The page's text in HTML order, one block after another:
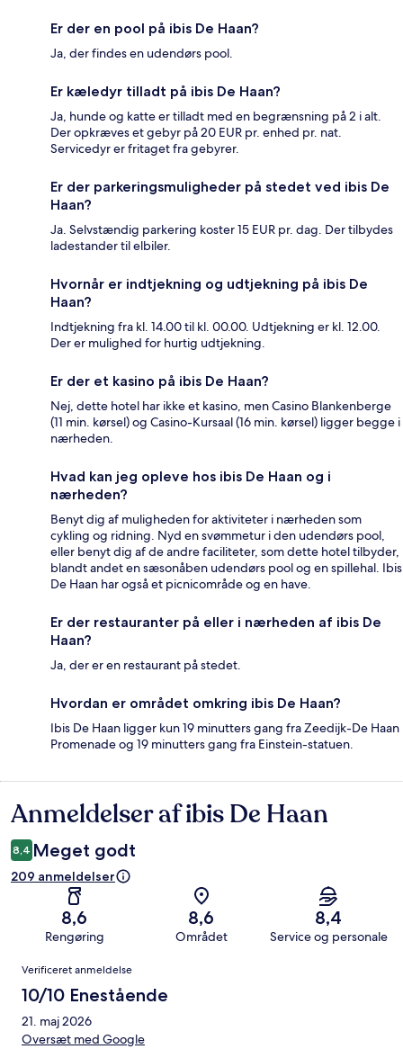
Er der en pool på ibis De Haan?
Ja, der findes en udendørs pool.
Er kæledyr tilladt på ibis De Haan?
Ja, hunde og katte er tilladt med en begrænsning på 2 i alt.
Der opkræves et gebyr på 20 EUR pr. enhed pr. nat.
Servicedyr er fritaget fra gebyrer.
Er der parkeringsmuligheder på stedet ved ibis De
Haan?
Ja. Selvstændig parkering koster 15 EUR pr. dag. Der tilbydes
ladestander til elbiler.
Hvornår er indtjekning og udtjekning på ibis De
Haan?
Indtjekning fra kl. 14.00 til kl. 00.00. Udtjekning er kl. 12.00.
Der er mulighed for hurtig udtjekning.
Er der et kasino på ibis De Haan?
Nej, dette hotel har ikke et kasino, men Casino Blankenberge
(11 min. kørsel) og Casino-Kursaal (16 min. kørsel) ligger begge i
nærheden.
Hvad kan jeg opleve hos ibis De Haan og i
nærheden?
Benyt dig af muligheden for aktiviteter i nærheden som
cykling og ridning. Nyd en svømmetur i den udendørs pool,
eller benyt dig af de andre faciliteter, som dette hotel tilbyder,
blandt andet en sæsonåben udendørs pool og en spillehal. Ibis
De Haan har også et picnicområde og en have.
Er der restauranter på eller i nærheden af ibis De
Haan?
Ja, der er en restaurant på stedet.
Hvordan er området omkring ibis De Haan?
Ibis De Haan ligger kun 19 minutters gang fra Zeedijk-De Haan
Promenade og 19 minutters gang fra Einstein-statuen.
Anmeldelser
Anmeldelser af ibis De Haan
8,4 Meget godt
209 anmeldelser
8,6
Rengøring
8,6
Området
8,4
Service og personale
Anmeldelser
Verificeret anmeldelse
10/10 Enestående
21. maj 2026
Oversæt med Google